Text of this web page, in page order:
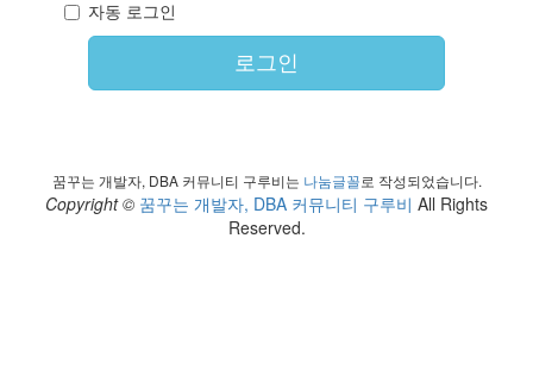
자동 로그인
로그인
꿈꾸는 개발자, DBA 커뮤니티 구루비는 나눔글꼴로 작성되었습니다.
Copyright © 꿈꾸는 개발자, DBA 커뮤니티 구루비 All Rights
Reserved.